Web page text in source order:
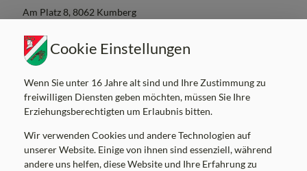
Am Platz 8, 8062 Kumberg
Mail:gemeinde@kumberg.at
Gemeindekennziffer: 60626 , UID: ATU52041106
Parteienverkehrszeiten
MO
8.00-12.00 Uhr
Cookie Einstellungen
Wenn Sie unter 16 Jahre alt sind und Ihre Zustimmung zu
freiwilligen Diensten geben möchten, müssen Sie Ihre
Erziehungsberechtigten um Erlaubnis bitten.
Wir verwenden Cookies und andere Technologien auf
unserer Website. Einige von ihnen sind essenziell, während
andere uns helfen, diese Website und Ihre Erfahrung zu